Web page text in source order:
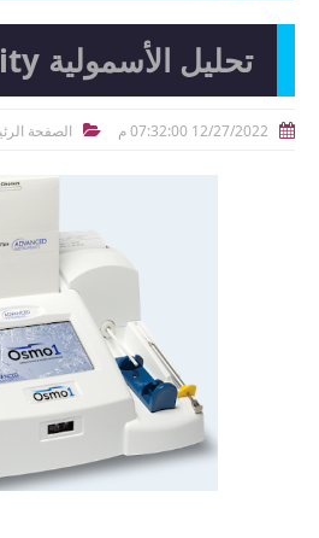
تحليل الأسمولية osmolality
 12/27/2022 07:32:00 م  الصفحة